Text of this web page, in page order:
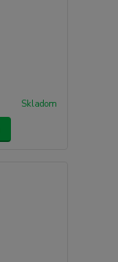
Skladom